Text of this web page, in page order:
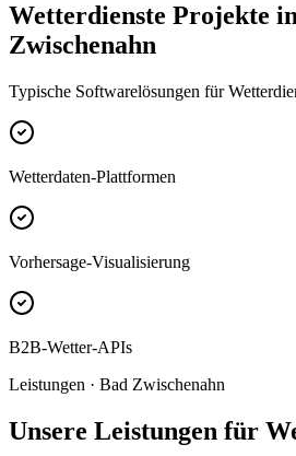
Wetterdienste Projekte
Zwischenahn
Typische Softwarelösungen für
Wetterdaten-Plattformen
Vorhersage-Visualisierung
B2B-Wetter-APIs
Leistungen · Bad Zwischenahn
Unsere Leistungen für